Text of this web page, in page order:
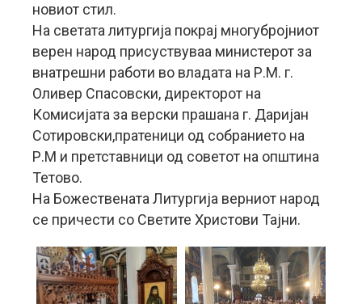
новиот стил.
На светата литургија покрај многубројниот
верен народ присуствуваа министерот за
внатрешни работи во владата на Р.М. г.
Оливер Спасовски, директорот на
Комисијата за верски прашана г. Даријан
Сотировски,пратеници од собранието на
Р.М и претставници од советот на општина
Тетово.
На Божествената Литургија верниот народ
се причести со Светите Христови Тајни.